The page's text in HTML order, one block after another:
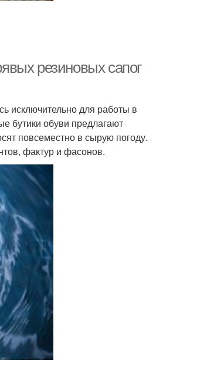
резиновых сапог
исключительно для работы в
бутики обуви предлагают
повсеместно в сырую погоду.
фактур и фасонов.